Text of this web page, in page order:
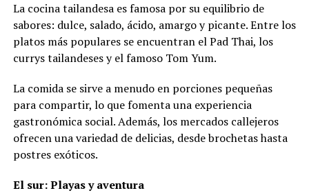
La cocina tailandesa es famosa por su equilibrio de
sabores: dulce, salado, ácido, amargo y picante. Entre los
platos más populares se encuentran el Pad Thai, los
currys tailandeses y el famoso Tom Yum.
La comida se sirve a menudo en porciones pequeñas
para compartir, lo que fomenta una experiencia
gastronómica social. Además, los mercados callejeros
ofrecen una variedad de delicias, desde brochetas hasta
postres exóticos.
El sur: Playas y aventura